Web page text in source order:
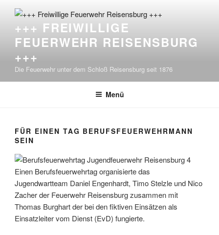
Inhalt
springen+++ FREIWILLIGE
FEUERWEHR REISENSBURG
+++
Die Feuerwehr unter dem Schloß Reisensburg seit 1876
Menü
FÜR EINEN TAG BERUFSFEUERWEHRMANN
SEIN
Einen Berufsfeuerwehrtag organisierte das
Jugendwartteam Daniel Engenhardt, Timo Stelzle und Nico
Zacher der Feuerwehr Reisensburg zusammen mit
Thomas Burghart der bei den fiktiven Einsätzen als
Einsatzleiter vom Dienst (EvD) fungierte.